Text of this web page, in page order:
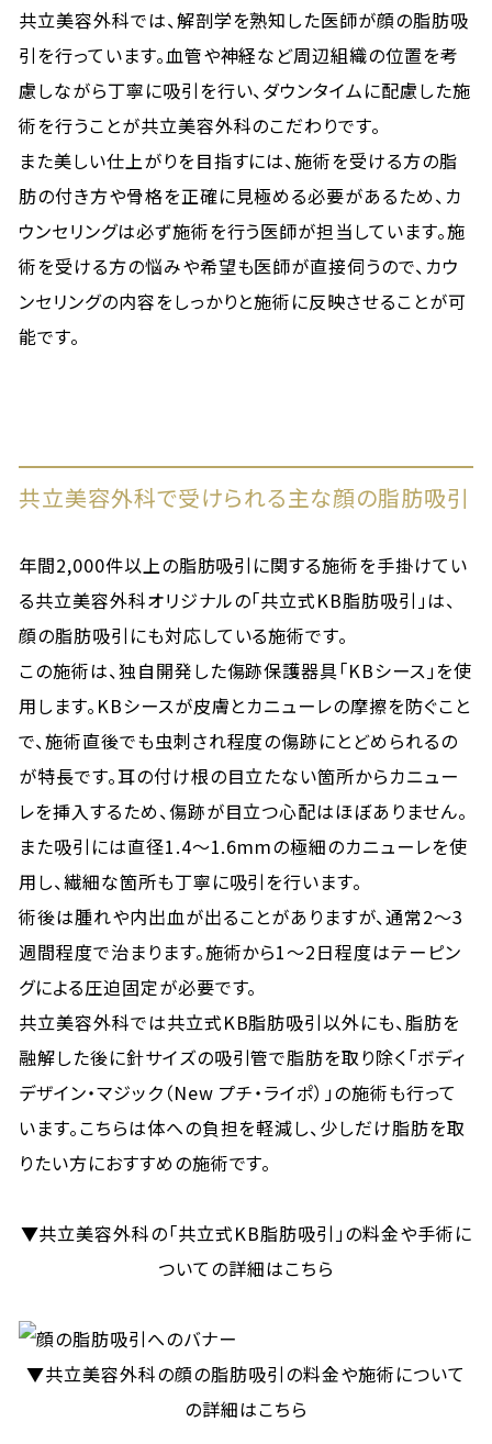
共立美容外科では、解剖学を熟知した医師が顔の脂肪吸
引を行っています。血管や神経など周辺組織の位置を考
慮しながら丁寧に吸引を行い、ダウンタイムに配慮した施
術を行うことが共立美容外科のこだわりです。
また美しい仕上がりを目指すには、施術を受ける方の脂
肪の付き方や骨格を正確に見極める必要があるため、カ
ウンセリングは必ず施術を行う医師が担当しています。施
術を受ける方の悩みや希望も医師が直接伺うので、カウ
ンセリングの内容をしっかりと施術に反映させることが可
能です。
共立美容外科で受けられる主な顔の脂肪吸引
年間2,000件以上の脂肪吸引に関する施術を手掛けてい
る共立美容外科オリジナルの「共立式KB脂肪吸引」は、
顔の脂肪吸引にも対応している施術です。
この施術は、独自開発した傷跡保護器具「KBシース」を使
用します。KBシースが皮膚とカニューレの摩擦を防ぐこと
で、施術直後でも虫刺され程度の傷跡にとどめられるの
が特長です。耳の付け根の目立たない箇所からカニュー
レを挿入するため、傷跡が目立つ心配はほぼありません。
また吸引には直径1.4～1.6mmの極細のカニューレを使
用し、繊細な箇所も丁寧に吸引を行います。
術後は腫れや内出血が出ることがありますが、通常2〜3
週間程度で治まります。施術から1～2日程度はテーピン
グによる圧迫固定が必要です。
共立美容外科では共立式KB脂肪吸引以外にも、脂肪を
融解した後に針サイズの吸引管で脂肪を取り除く「ボディ
デザイン・マジック（New プチ・ライポ）」の施術も行って
います。こちらは体への負担を軽減し、少しだけ脂肪を取
りたい方におすすめの施術です。
▼共立美容外科の「共立式KB脂肪吸引」の料金や手術に
ついての詳細はこちら
▼共立美容外科の顔の脂肪吸引の料金や施術について
の詳細はこちら